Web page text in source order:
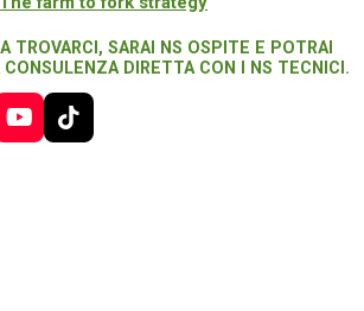
TROVARCI, SARAI NS OSPITE E POTRAI
CONSULENZA DIRETTA CON I NS TECNICI.
Y
O
T
I